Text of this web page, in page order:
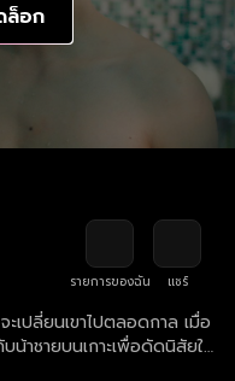
ล็อก
รายการของฉัน
แชร์
ปลี่ยนเขาไปตลอดกาล เมื่อ
น้าชายบนเกาะเพื่อดัดนิสัยใน
บไม่ต้องคิดอะไร ดันเจอ